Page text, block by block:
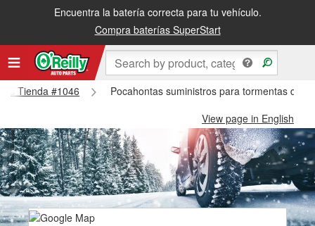
Encuentra la batería correcta para tu vehículo.
Compra baterías SuperStart
Tienda #1046
Pocahontas suministros para tormentas de
View page in English